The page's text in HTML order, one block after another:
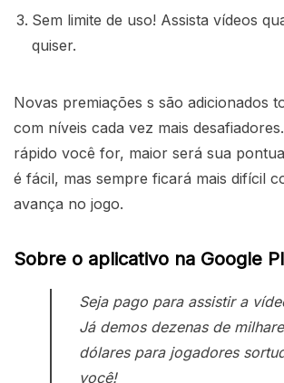
Sem limite de uso! Assista vídeos
quiser.
Novas premiações s são adicionados
com níveis cada vez mais
rápido você for, maior será sua
é fácil, mas sempre ficará mais difícil
avança no jogo.
Sobre o aplicativo na Google
Seja pago para assistir a
Já demos dezenas de
dólares para jogadores
você!